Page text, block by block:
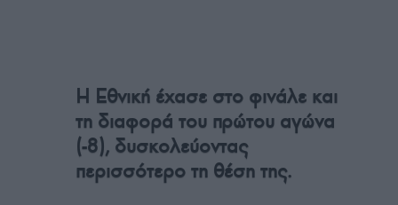
Η Εθνική έχασε στο φινάλε και
τη διαφορά του πρώτου αγώνα
(-8), δυσκολεύοντας
περισσότερο τη θέση της.